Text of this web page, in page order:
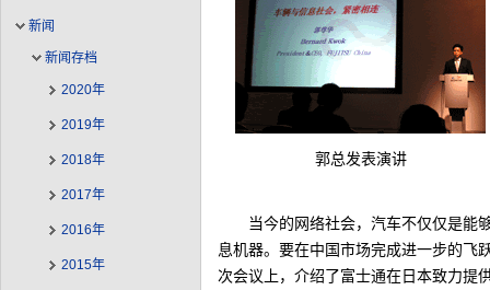
新闻
新闻存档
2020年
2019年
2018年
2017年
2016年
2015年
郭总发表演讲
当今的网络社会，汽车不仅仅是能
息机器。要在中国市场完成进一步的飞
次会议上，介绍了富士通在日本致力提